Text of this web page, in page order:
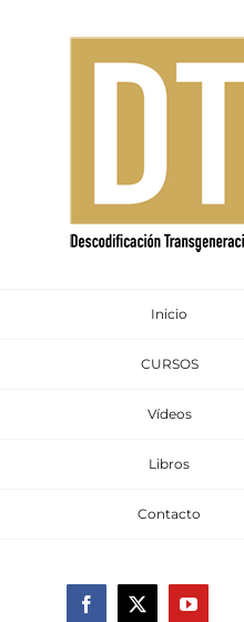
Inicio
CURSOS
Vídeos
Libros
Contacto
Facebook
X YouTube